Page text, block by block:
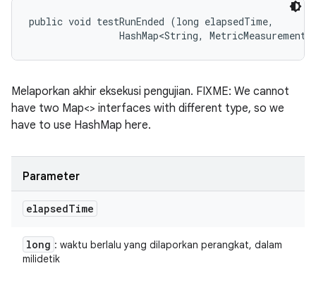
public void testRunEnded (long elapsedTime,
HashMap<String,
Melaporkan akhir eksekusi pengujian. FIXME: We cannot
have two Map<> interfaces with different type, so we
have to use HashMap here.
Parameter
elapsedTime
long : waktu berlalu yang dilaporkan perangkat, dalam
milidetik